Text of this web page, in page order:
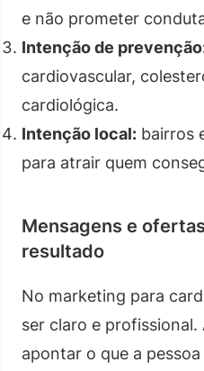
e não prometer
Intenção de
cardiovascular,
cardiológica.
Intenção local: bairros
para atrair quem
Mensagens e
resultado
No marketing para
ser claro e profissional.
apontar o que a